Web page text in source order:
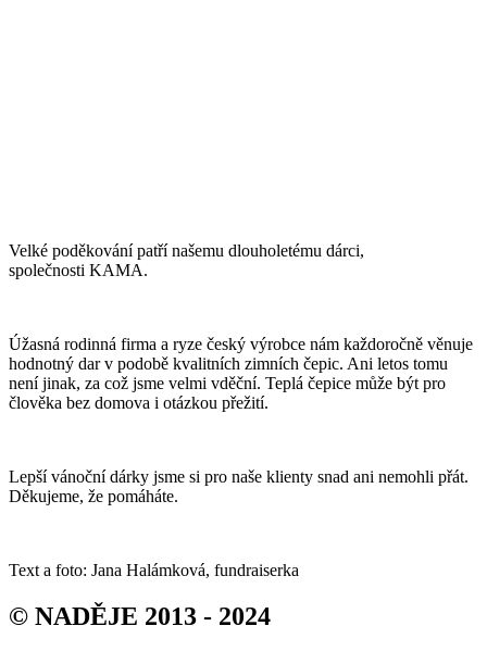
Velké poděkování patří našemu dlouholetému dárci,
společnosti KAMA.
Úžasná rodinná firma a ryze český výrobce nám každoročně věnuje
hodnotný dar v podobě kvalitních zimních čepic. Ani letos tomu
není jinak, za což jsme velmi vděční. Teplá čepice může být pro
člověka bez domova i otázkou přežití.
Lepší vánoční dárky jsme si pro naše klienty snad ani nemohli přát.
Děkujeme, že pomáháte.
Text a foto: Jana Halámková, fundraiserka
© NADĚJE 2013 - 2024